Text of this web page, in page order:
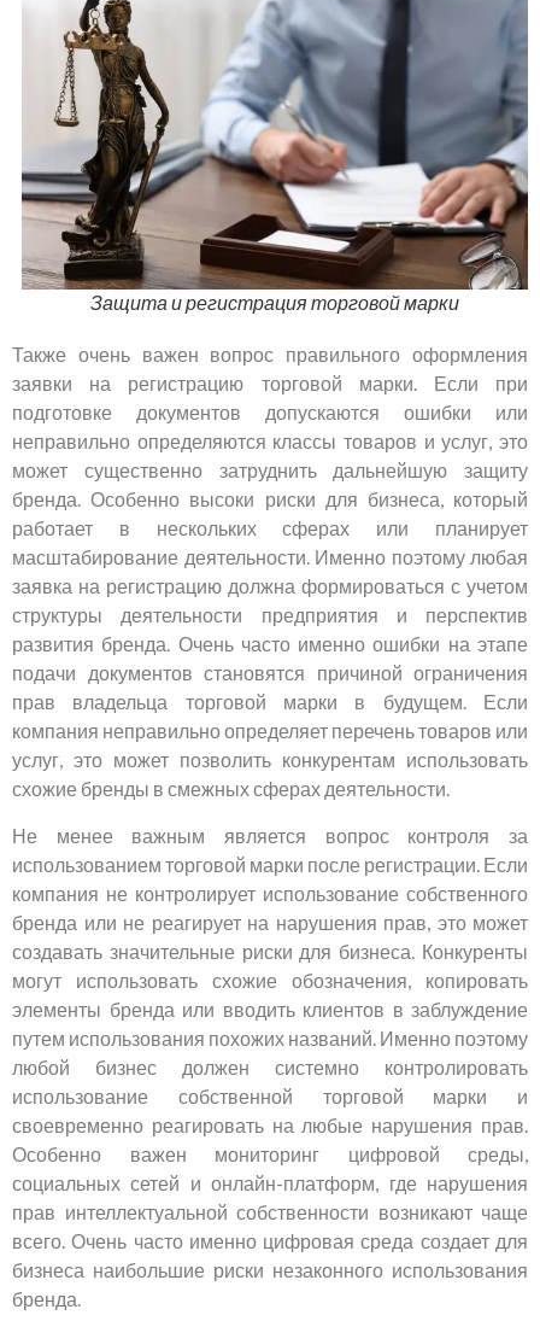
Защита и регистрация торговой марки
Также очень важен вопрос правильного оформления
заявки на регистрацию торговой марки. Если при
подготовке документов допускаются ошибки или
неправильно определяются классы товаров и услуг, это
может существенно затруднить дальнейшую защиту
бренда. Особенно высоки риски для бизнеса, который
работает в нескольких сферах или планирует
масштабирование деятельности. Именно поэтому любая
заявка на регистрацию должна формироваться с учетом
структуры деятельности предприятия и перспектив
развития бренда. Очень часто именно ошибки на этапе
подачи документов становятся причиной ограничения
прав владельца торговой марки в будущем. Если
компания неправильно определяет перечень товаров или
услуг, это может позволить конкурентам использовать
схожие бренды в смежных сферах деятельности.
Не менее важным является вопрос контроля за
использованием торговой марки после регистрации. Если
компания не контролирует использование собственного
бренда или не реагирует на нарушения прав, это может
создавать значительные риски для бизнеса. Конкуренты
могут использовать схожие обозначения, копировать
элементы бренда или вводить клиентов в заблуждение
путем использования похожих названий. Именно поэтому
любой бизнес должен системно контролировать
использование собственной торговой марки и
своевременно реагировать на любые нарушения прав.
Особенно важен мониторинг цифровой среды,
социальных сетей и онлайн-платформ, где нарушения
прав интеллектуальной собственности возникают чаще
всего. Очень часто именно цифровая среда создает для
бизнеса наибольшие риски незаконного использования
бренда.